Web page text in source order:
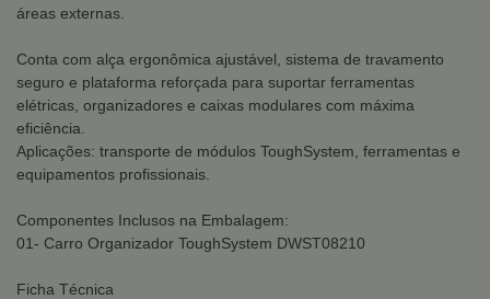
áreas externas.
Conta com alça ergonômica ajustável, sistema de travamento
seguro e plataforma reforçada para suportar ferramentas
elétricas, organizadores e caixas modulares com máxima
eficiência.
Aplicações: transporte de módulos ToughSystem, ferramentas e
equipamentos profissionais.
Componentes Inclusos na Embalagem:
01- Carro Organizador ToughSystem DWST08210
Ficha Técnica